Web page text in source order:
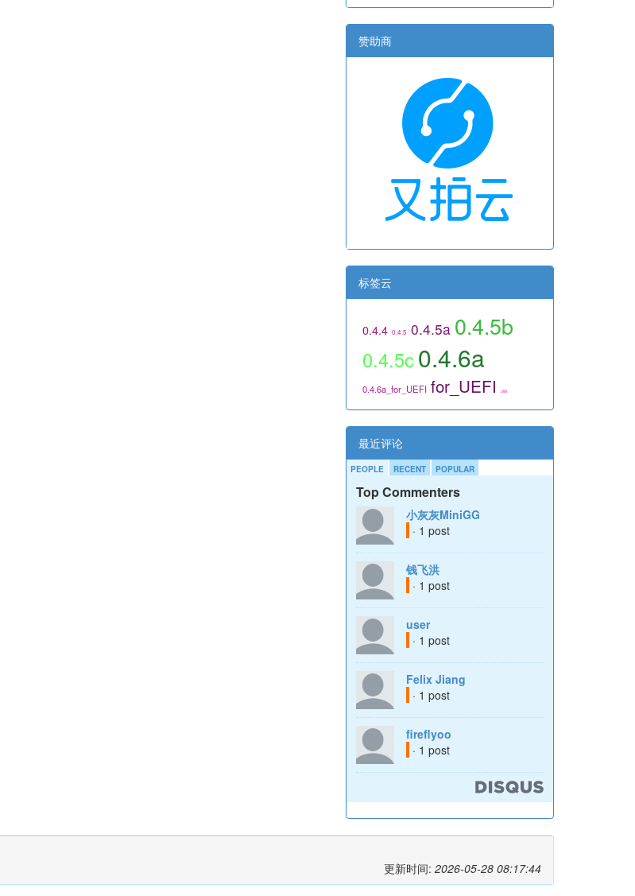
赞助商
标签云
0.4.4 0.4.5 0.4.5a 0.4.5b
0.4.5c0.4.6a
0.4.6a_for_UEFI for_UEFI utils
最近评论
PEOPLE RECENT POPULAR
Top Commenters
小灰灰MiniGG
· 1 post
钱飞洪
· 1 post
user
· 1 post
Felix Jiang
· 1 post
fireflyoo
· 1 post
更新时间: 2026-05-28 08:17:44